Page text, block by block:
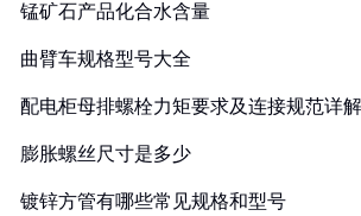
锰矿石产品化合水含量
曲臂车规格型号大全
配电柜母排螺栓力矩要求及连接规范详解
膨胀螺丝尺寸是多少
镀锌方管有哪些常见规格和型号